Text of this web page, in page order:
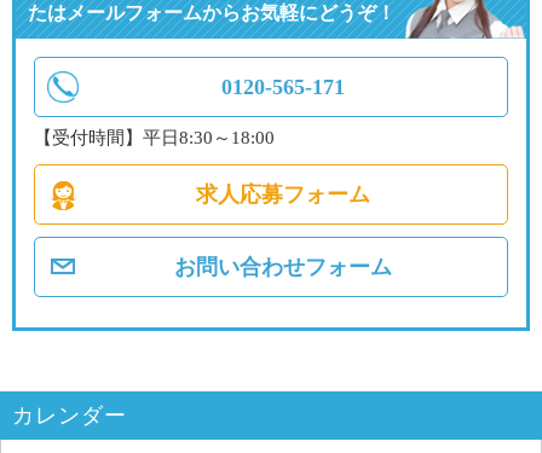
たはメールフォームからお気軽にどうぞ！
0120-565-171
【受付時間】平日8:30～18:00
求人応募フォーム
お問い合わせフォーム
カレンダー